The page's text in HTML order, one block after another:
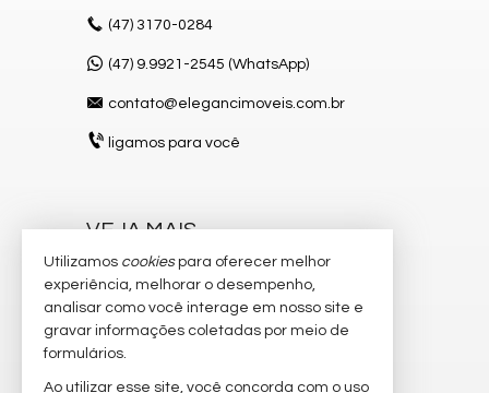
(47) 3170-0284
(47) 9.9921-2545 (WhatsApp)
contato@elegancimoveis.com.br
ligamos para você
VEJA MAIS
receba nosso newsletter
indicadores financeiros
imóveis favoritos
Utilizamos cookiespara oferecer melhor
experiência, melhorar o desempenho,
analisar como você interage em nosso site e
gravar informações coletadas por meio de
formulários.
Ao utilizar esse site, você concorda com o uso